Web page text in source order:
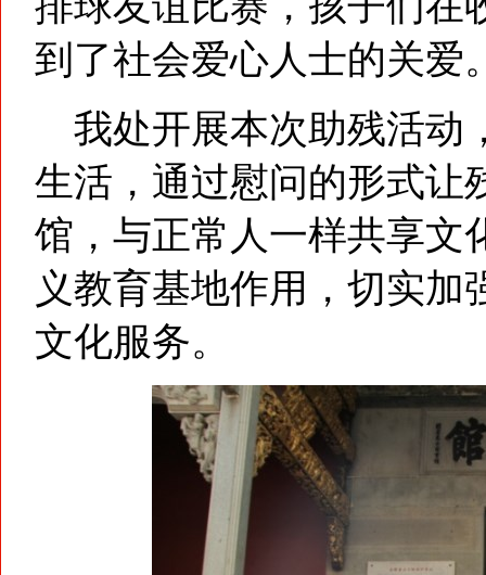
到了社会爱心人士的关爱
我处开展本次助残活动
生活，通过慰问的形式让
馆，与正常人一样共享文
义教育基地作用，切实
文化服务。